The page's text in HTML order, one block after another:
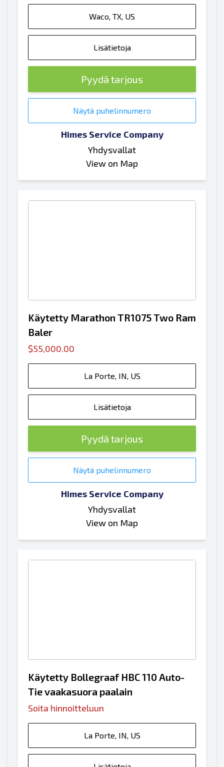
Waco, TX, US
Lisätietoja
Pyydä tarjous
Näytä puhelinnumero
Himes Service Company
Yhdysvallat
View on Map
Käytetty Marathon TR1075 Two Ram
Baler
$55,000.00
La Porte, IN, US
Lisätietoja
Pyydä tarjous
Näytä puhelinnumero
Himes Service Company
Yhdysvallat
View on Map
Käytetty Bollegraaf HBC 110 Auto-
Tie vaakasuora paalain
Soita hinnoitteluun
La Porte, IN, US